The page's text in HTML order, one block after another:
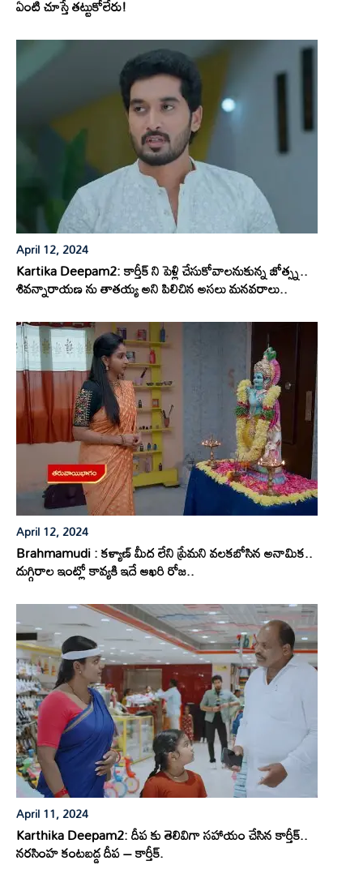
ఏంటి చూస్తే తట్టుకోలేరు!
April 12, 2024
Kartika Deepam2: కార్తీక్ ని పెళ్లి చేసుకోవాలనుకున్న జోత్స్న..
శివన్నారాయణ ను తాతయ్య అని పిలిచిన అసలు మనవరాలు..
April 12, 2024
Brahmamudi : కళ్యాణ్ మీద లేని ప్రేమని వలకబోసిన అనామిక..
దుగ్గిరాల ఇంట్లో కావ్యకి ఇదే ఆఖరి రోజ..
April 11, 2024
Karthika Deepam2: దీప కు తెలివిగా సహాయం చేసిన కార్తీక్..
నరసింహ కంటబడ్డ దీప – కార్తీక్.